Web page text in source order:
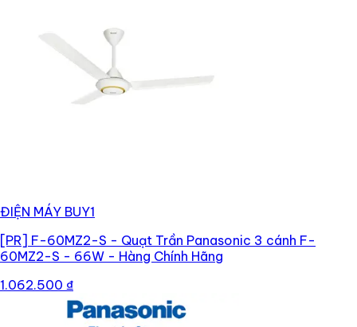
ĐIỆN MÁY BUY1
[PR] F-60MZ2-S - Quạt Trần Panasonic 3 cánh F-
60MZ2-S - 66W - Hàng Chính Hãng
1.062.500 ₫